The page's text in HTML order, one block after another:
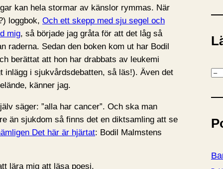
kan hela stormar av känslor rymmas. När
loggbok, Och ett skepp med sju segel och
mig, så började jag gråta för att det låg så
raderna. Sedan den boken kom ut har Bodil
berättat att hon har drabbats av leukemi
inlägg i sjukvårdsdebatten, så läs!). Även det
känner jag.
säger: ”alla har cancer”. Och ska man
än sjukdom så finns det en diktsamling att se
Det här är hjärtat: Bodil Malmstens
lära mig att läsa poesi.
K
t
g
i